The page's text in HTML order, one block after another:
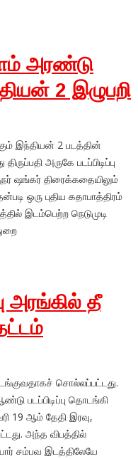
அரண்டு
2 இழுபறி
இந்தியன் 2 படத்தின்
அருகே படப்பிடிப்பு
ஷங்கர் திரைக்கதையிலும்
ஒரு புதிய கதாபாத்திரம்
இடம்பெற்ற நெடுமுடி
அரங்கில் தீ
சொல்லப்பட்டது.
படப்பிடிப்பு தொடங்கி
19 ஆம் தேதி இரவு,
அந்த விபத்தில்
சம்பவ இடத்திலேயே